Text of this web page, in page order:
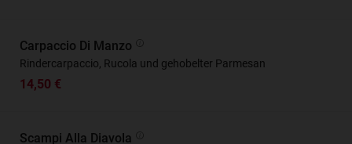
Carpaccio Di Manzo
Rindercarpaccio, Rucola und gehobelter Parmesan
14,50 €
Scampi Alla Diavola